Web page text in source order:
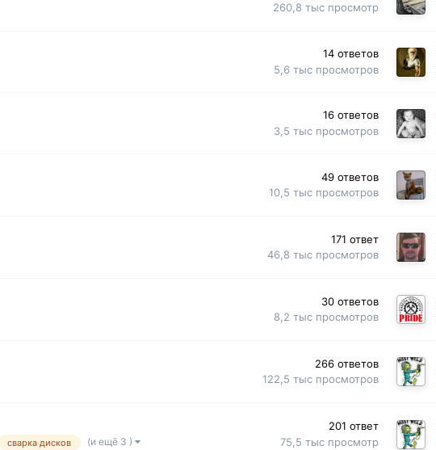
260,8 тыс просмотр
14 ответов
5,6 тыс просмотров
16 ответов
3,5 тыс просмотров
49 ответов
10,5 тыс просмотров
171 ответ
46,8 тыс просмотров
30 ответов
8,2 тыс просмотров
266 ответов
122,5 тыс просмотров
сварка дисков (и ещё 3 )
201 ответ
75,5 тыс просмотр